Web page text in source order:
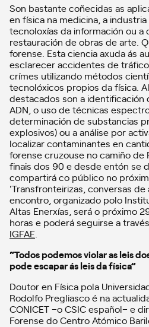
Son bastante coñecidas as
en física na medicina, a
tecnoloxías da información ou a
restauración de obras de arte.
forense. Esta ciencia axuda ás
esclarecer accidentes de
crímes utilizando métodos
tecnolóxicos propios da física.
destacados son a identificación
ADN, o uso de técnicas
determinación de substancias
explosivos) ou a análise por
localizar contaminantes en
forense cruzouse no camiño de
finais dos 90 e desde entón se
compartirá co público no
‘Transfronteirizas, conversas de
encontro, organizado polo
Altas Enerxías, será o próximo
horas e poderá seguirse a
IGFAE
“Todos podemos violar as leis
pode escapar ás leis da física”
Doutor en Física pola
Rodolfo Pregliasco é na
CONICET –o CSIC español– e
Forense do Centro Atómico